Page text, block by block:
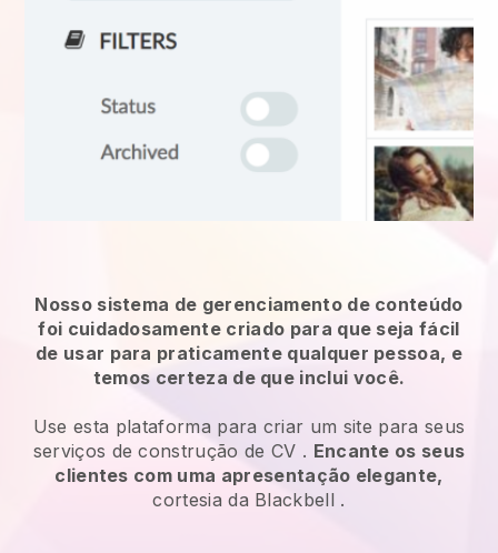
Nosso sistema de gerenciamento de conteúdo
foi cuidadosamente criado para que seja fácil
de usar para praticamente qualquer pessoa, e
temos certeza de que inclui você.
Use esta plataforma para criar um site para seus
serviços de construção de CV . Encante os seus
clientes com uma apresentação elegante,
cortesia da Blackbell .